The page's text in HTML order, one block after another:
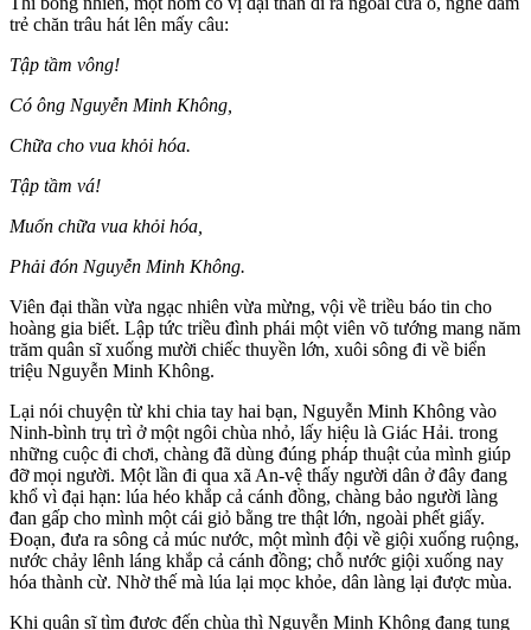
trẻ chăn trâu hát lên mấy câu:
Tập tầm vông!
Có ông Nguyễn Minh Không,
Chữa cho vua khỏi hóa.
Tập tầm vá!
Muốn chữa vua khỏi hóa,
Phải đón Nguyễn Minh Không.
Viên đại thần vừa ngạc nhiên vừa mừng, vội về triều báo tin cho
hoàng gia biết. Lập tức triều đình phái một viên võ tướng mang năm
trăm quân sĩ xuống mười chiếc thuyền lớn, xuôi sông đi về biển
triệu Nguyễn Minh Không.
Lại nói chuyện từ khi chia tay hai bạn, Nguyễn Minh Không vào
Ninh-bình trụ trì ở một ngôi chùa nhỏ, lấy hiệu là Giác Hải. trong
những cuộc đi chơi, chàng đã dùng đúng pháp thuật của mình giúp
đỡ mọi người. Một lần đi qua xã An-vệ thấy người dân ở đây đang
khổ vì đại hạn: lúa héo khắp cả cánh đồng, chàng bảo người làng
đan gấp cho mình một cái giỏ bằng tre thật lớn, ngoài phết giấy.
Đoạn, đưa ra sông cả múc nước, một mình đội về giội xuống ruộng,
nước chảy lênh láng khắp cả cánh đồng; chỗ nước giội xuống nay
hóa thành cừ. Nhờ thế mà lúa lại mọc khỏe, dân làng lại được mùa.
Khi quân sĩ tìm được đến chùa thì Nguyễn Minh Không đang tụng